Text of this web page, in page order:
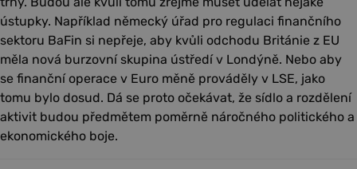
ústupky. Například německý úřad pro regulaci finančního
sektoru BaFin si nepřeje, aby kvůli odchodu Británie z EU
měla nová burzovní skupina ústředí v Londýně. Nebo aby
se finanční operace v Euro měně prováděly v LSE, jako
tomu bylo dosud. Dá se proto očekávat, že sídlo a rozdělení
aktivit budou předmětem poměrně náročného politického a
ekonomického boje.